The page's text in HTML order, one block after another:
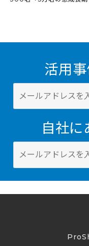
活用
自社に